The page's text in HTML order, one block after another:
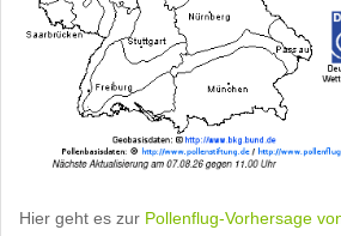
Hier geht es zur Pollenflug-Vorhersage